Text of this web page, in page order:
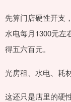
先算门店硬性开支
水电每月1300元左
得五六百元。
光房租、水电、耗
这还只是店里的硬